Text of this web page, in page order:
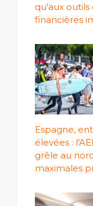
qu'aux outils
financières
Espagne,
élevées :
grêle au
maximales